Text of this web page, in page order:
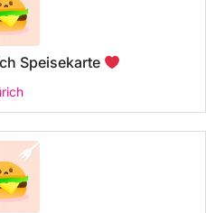
Speisekarte